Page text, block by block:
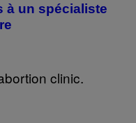
à un spécialiste